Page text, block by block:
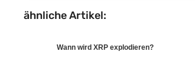
ähnliche Artikel:
Wann wird XRP explodieren?